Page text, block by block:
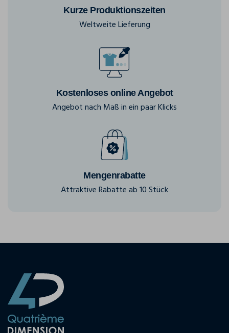
Kurze Produktionszeiten
Weltweite Lieferung
Kostenloses online Angebot
Angebot nach Maß in ein paar Klicks
Mengenrabatte
Attraktive Rabatte ab 10 Stück